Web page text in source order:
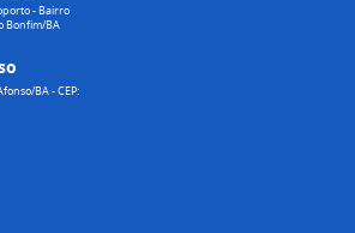
- Bairro
Bonfim/BA
BA - CEP: